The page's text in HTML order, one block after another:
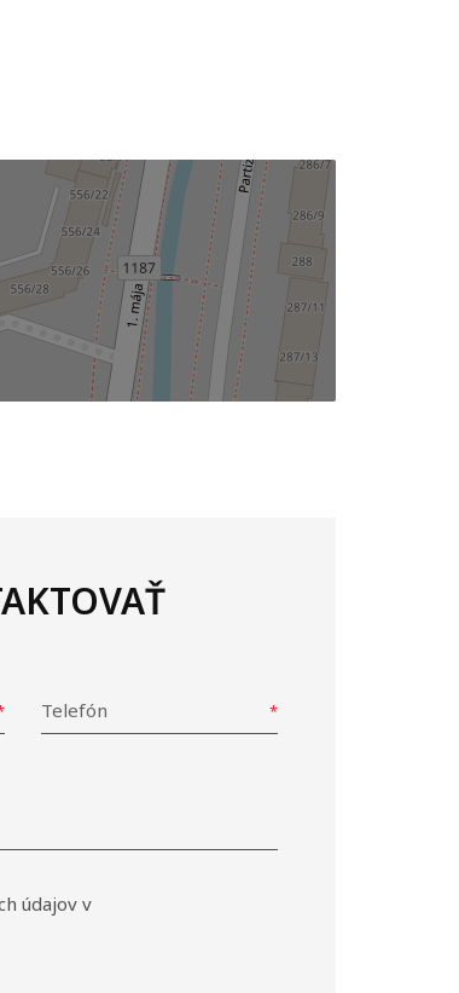
Telefón
údajov v